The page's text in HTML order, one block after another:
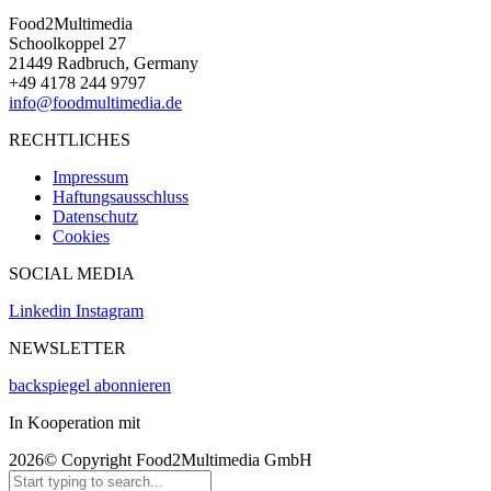
Food2Multimedia
Schoolkoppel 27
21449 Radbruch, Germany
+49 4178 244 9797
info@foodmultimedia.de
RECHTLICHES
Impressum
Haftungsausschluss
Datenschutz
Cookies
SOCIAL MEDIA
Linkedin Instagram
NEWSLETTER
backspiegel abonnieren
In Kooperation mit
2026© Copyright Food2Multimedia GmbH